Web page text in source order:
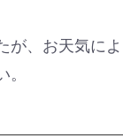
が、お天気に